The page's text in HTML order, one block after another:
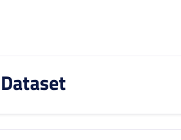
Dataset